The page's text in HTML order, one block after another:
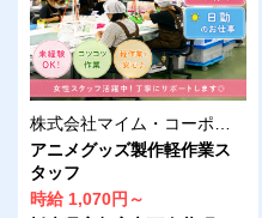
アニメグッズ製作軽作業ス
タッフ
時給 1,070円～